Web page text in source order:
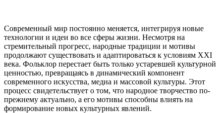
Современный мир постоянно меняется, интегрируя новые
технологии и идеи во все сферы жизни. Несмотря на
стремительный прогресс, народные традиции и мотивы
продолжают существовать и адаптироваться к условиям XXI
века. Фольклор перестает быть только устаревшей культурной
ценностью, превращаясь в динамический компонент
современного искусства, медиа и массовой культуры. Этот
процесс свидетельствует о том, что народное творчество по-
прежнему актуально, а его мотивы способны влиять на
формирование новых культурных явлений.